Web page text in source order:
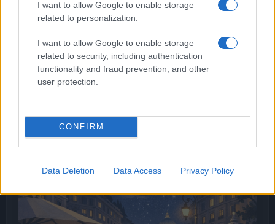
I want to allow Google to enable storage
related to personalization.
I want to allow Google to enable storage
related to security, including authentication
functionality and fraud prevention, and other
user protection.
CONFIRM
Data Deletion Data Access Privacy Policy
Storie meteo ultime 24h
Roma · 09/08/2026
Le Previsioni